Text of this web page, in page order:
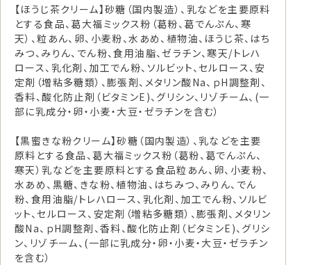
【ほうじ茶クリーム】砂糖（国内製造）、乳などを主要原料
とする食品、葛大福ミックス粉（葛粉、葛でんぷん、寒
天）、粒あん、卵、小麦粉、水あめ、植物油、ほうじ茶、はち
みつ、みりん、でん粉、食用油脂、ゼラチン、寒天/トレハ
ロース、乳化剤、加工でん粉、ソルビット、セルロース、安
定剤（増粘多糖類）、膨張剤、メタリン酸Na、ｐH調整剤、
香料、酸化防止剤（ビタミンE)、グリシン、リゾチーム、(一
部に乳成分・卵・小麦・大豆・ゼラチンを含む）
【黒蜜きな粉クリーム】砂糖（国内製造）、乳などを主要
原料とする食品、葛大福ミックス粉（葛粉、葛でんぷん、
寒天）乳などを主要原料とする食品粒あん、卵、小麦粉、
水あめ、黒糖、きな粉、植物油、はちみつ、みりん、でん
粉、食用油脂/トレハロース、乳化剤、加工でん粉、ソルビ
ット、セルロース、安定剤（増粘多糖類）、膨張剤、メタリン
酸Na、ｐH調整剤、香料、酸化防止剤（ビタミンE)、グリシ
ン、リゾチーム、(一部に乳成分・卵・小麦・大豆・ゼラチン
を含む）